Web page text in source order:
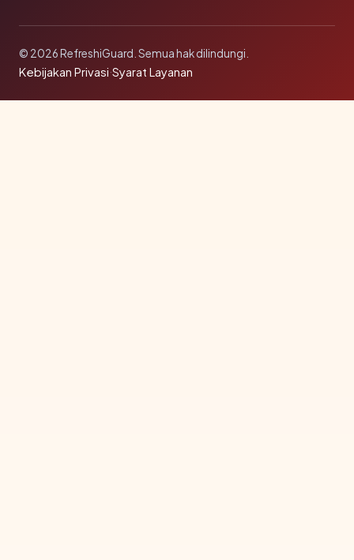
© 2026 RefreshiGuard. Semua hak dilindungi.
Kebijakan Privasi·Syarat Layanan